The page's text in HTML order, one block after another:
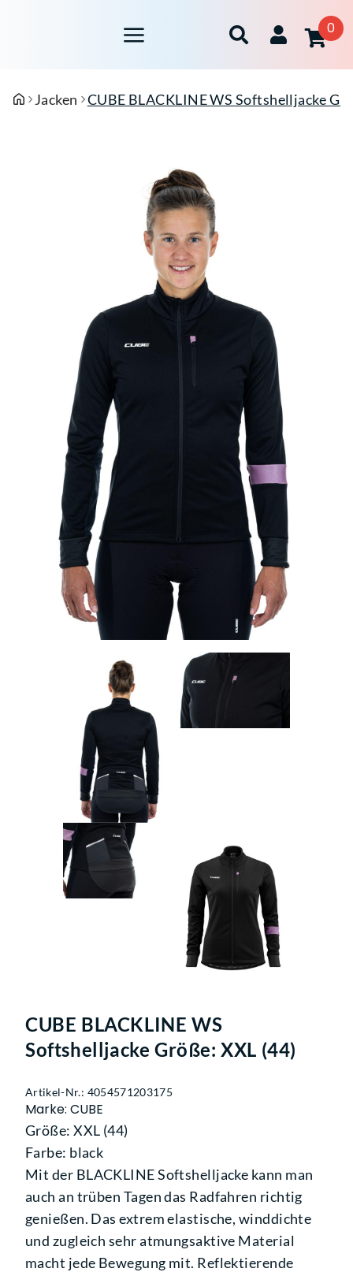
0
Jacken CUBE BLACKLINE WS Softshelljacke
CUBE BLACKLINE WS
Softshelljacke Größe: XXL (44)
Artikel-Nr.: 4054571203175
Marke: CUBE
Größe: XXL (44)
Farbe: black
Mit der BLACKLINE Softshelljacke kann man
auch an trüben Tagen das Radfahren richtig
genießen. Das extrem elastische, winddichte
und zugleich sehr atmungsaktive Material
macht jede Bewegung mit. Reflektierende